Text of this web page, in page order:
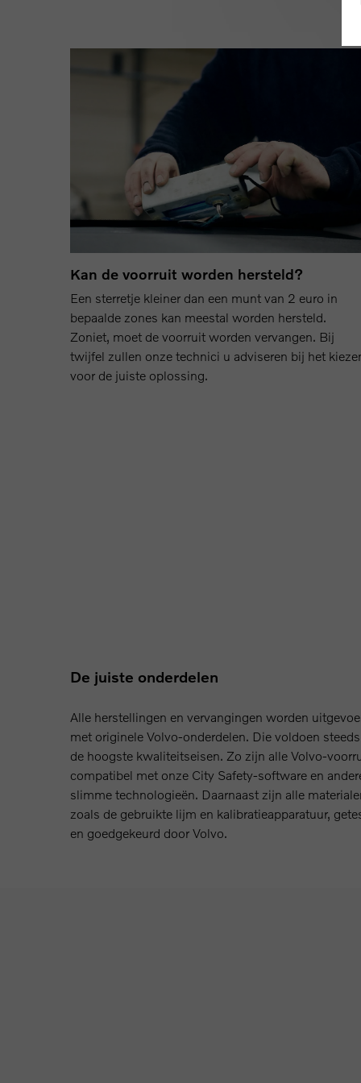
Kan de voorruit worden hersteld?
Een sterretje kleiner dan een munt van 2 euro in
bepaalde zones kan meestal worden hersteld.
Zoniet, moet de voorruit worden vervangen. Bij
twijfel zullen onze technici u adviseren bij het
voor de juiste oplossing.
De juiste onderdelen
Alle herstellingen en vervangingen worden
met originele Volvo-onderdelen. Die voldoen
de hoogste kwaliteitseisen. Zo zijn alle Volvo-
compatibel met onze City Safety-software en
slimme technologieën. Daarnaast zijn alle
zoals de gebruikte lijm en kalibratieapparatuur,
en goedgekeurd door Volvo.